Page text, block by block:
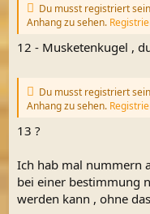
Du musst registriert
Anhang zu sehen.
12 - Musketenkugel ,
Du musst registriert
Anhang zu sehen.
13 ?
Ich hab mal nummern
bei einer bestimmung
werden kann , ohne